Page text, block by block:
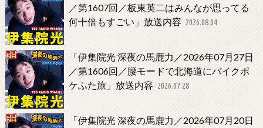
／第1607回／板東英二はみんなが思ってる
何十倍もすごい」放送内容 2026.08.04
「伊集院光 深夜の馬鹿力／2026年07月27日
／第1606回／腰モードで北海道にバイクポ
ケふた旅」放送内容 2026.07.28
「伊集院光 深夜の馬鹿力／2026年07月20日